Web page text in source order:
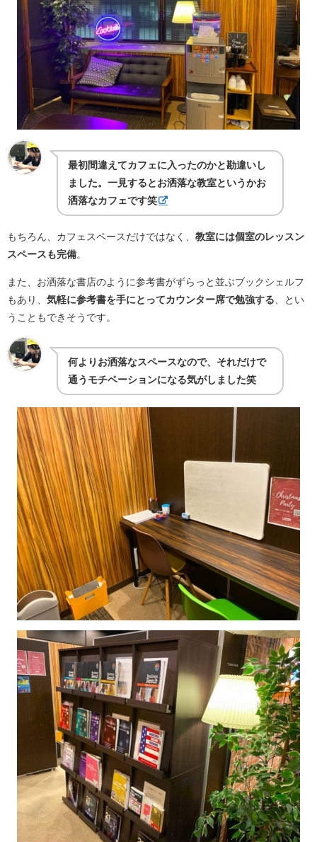
最初間違えてカフェに入ったのかと勘違いし
ました。一見するとお洒落な教室というかお
洒落なカフェです笑
もちろん、カフェスペースだけではなく、 教室には個室のレッスン
スペースも完備。
また、お洒落な書店のように参考書がずらっと並ぶブックシェルフ
もあり、 気軽に参考書を手にとってカウンター席で勉強する 、とい
うこともできそうです。
何よりお洒落なスペースなので、それだけで
通うモチベーションになる気がしました笑